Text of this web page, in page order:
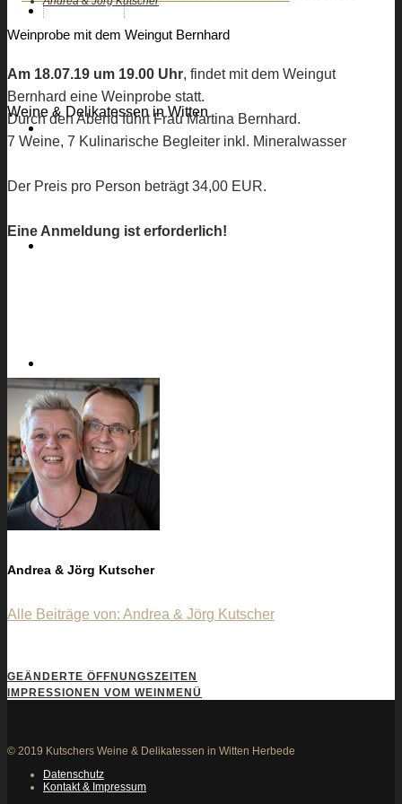
Weine & Delikatessen in Witten
Weinprobe mit dem Weingut Bernhard
Am 18.07.19 um 19.00 Uhr, findet mit dem Weingut
Bernhard eine Weinprobe statt.
Durch den Abend führt Frau Martina Bernhard.
7 Weine, 7 Kulinarische Begleiter inkl. Mineralwasser
Der Preis pro Person beträgt 34,00 EUR.
Eine Anmeldung ist erforderlich!
Andrea & Jörg Kutscher
Alle Beiträge von: Andrea & Jörg Kutscher
GEÄNDERTE ÖFFNUNGSZEITEN
IMPRESSIONEN VOM WEINMENÜ
© 2019 Kutschers Weine & Delikatessen in Witten Herbede
Datenschutz
Kontakt & Impressum